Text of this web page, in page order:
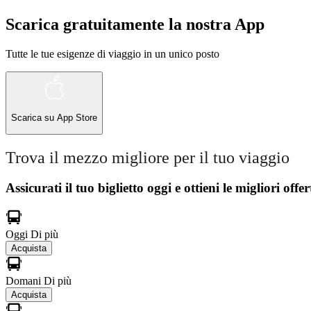
Scarica gratuitamente la nostra App
Tutte le tue esigenze di viaggio in un unico posto
Scarica su App Store
Trova il mezzo migliore per il tuo viaggio
Assicurati il ​​tuo biglietto oggi e ottieni le migliori
Oggi Di più
Acquista
Domani Di più
Acquista